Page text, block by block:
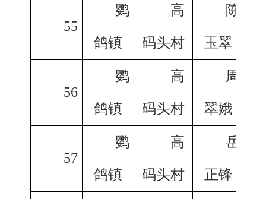
55
鹦
鸽镇
高
码头村
陈
玉翠
56
鹦
鸽镇
高
码头村
周
翠娥
57
鹦
鸽镇
高
码头村
岳
正锋